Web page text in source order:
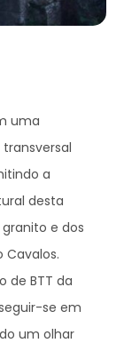
uma
a
desta
e dos
Cavalos.
de BTT da
se em
um olhar